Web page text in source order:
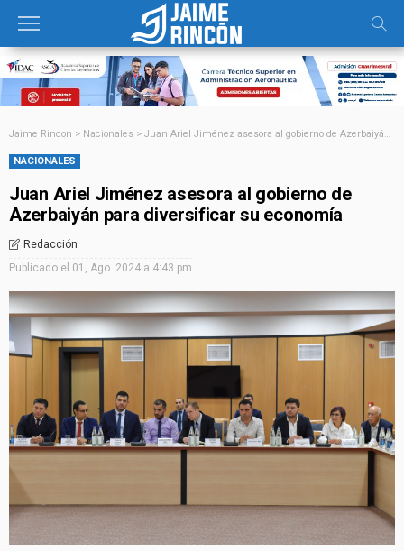
Jaime Rincon > Nacionales > Juan Ariel Jiménez asesora al gobierno de Azerbaiyán para diversificar su economía
NACIONALES
Juan Ariel Jiménez asesora al gobierno de
Azerbaiyán para diversificar su economía
Redacción
Publicado el 01, Ago. 2024 a 4:43 pm